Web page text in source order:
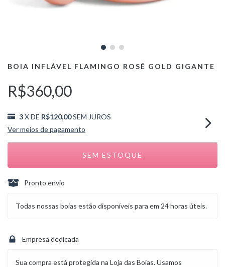
BOIA INFLÁVEL FLAMINGO ROSÊ GOLD GIGANTE
R$360,00
3X DE R$120,00SEM JUROS
Ver meios de pagamento
Pronto envio
Todas nossas boias estão disponíveis para em 24 horas úteis.
Empresa dedicada
Sua compra está protegida na Loja das Boias. Usamos